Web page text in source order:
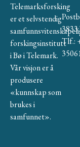
Telemarksforsking
er et selvstendig
forskingsinstitutt
i Bø i Telemark.
Vår visjon er å
produsere
«kunnskap som
brukes i
samfunnet».
3833
Tlf.: